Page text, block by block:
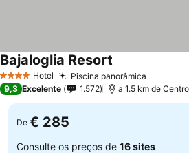
4 EstrelasHotel Piscina panorâmica
Bajaloglia Resort
9,3 Excelente 1.572 a 1.5 km de
De € 285
Consulte os preços de 16 sites